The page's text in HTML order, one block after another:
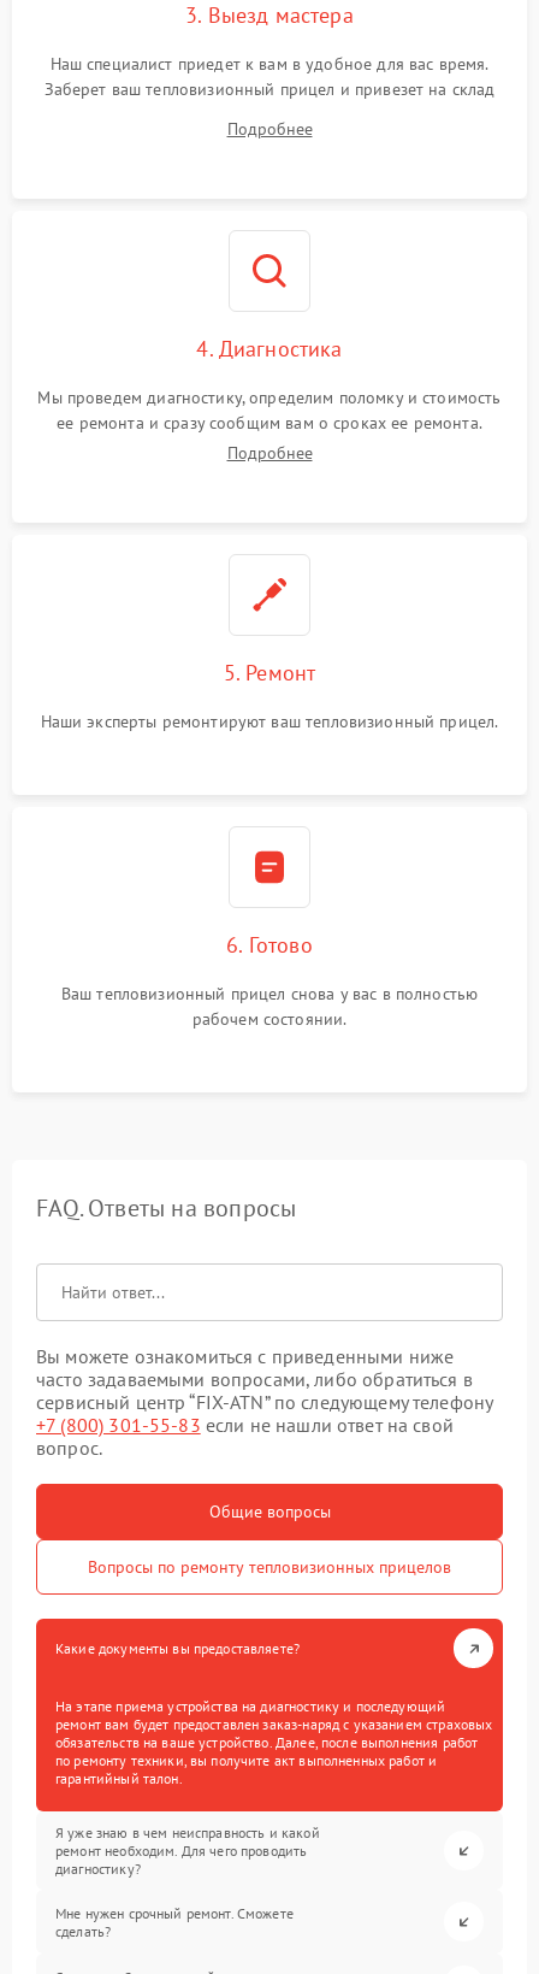
3. Выезд мастера
Наш специалист приедет к вам в удобное для вас время.
Заберет ваш тепловизионный прицел и привезет на склад
Подробнее
4. Диагностика
Мы проведем диагностику, определим поломку и стоимость
ее ремонта и сразу сообщим вам о сроках ее ремонта.
Подробнее
5. Ремонт
Наши эксперты ремонтируют ваш тепловизионный прицел.
6. Готово
Ваш тепловизионный прицел снова у вас в полностью
рабочем состоянии.
FAQ. Ответы на вопросы
Вы можете ознакомиться с приведенными ниже
часто задаваемыми вопросами, либо обратиться в
сервисный центр “FIX-ATN” по следующему телефону
+7 (800) 301-55-83 если не нашли ответ на свой
вопрос.
Общие вопросы
Вопросы по ремонту тепловизионных прицелов
Какие документы вы предоставляете?
На этапе приема устройства на диагностику и последующий
ремонт вам будет предоставлен заказ-наряд с указанием страховых
обязательств на ваше устройство. Далее, после выполнения работ
по ремонту техники, вы получите акт выполненных работ и
гарантийный талон.
Я уже знаю в чем неисправность и какой
ремонт необходим. Для чего проводить
диагностику?
Мне нужен срочный ремонт. Сможете
сделать?